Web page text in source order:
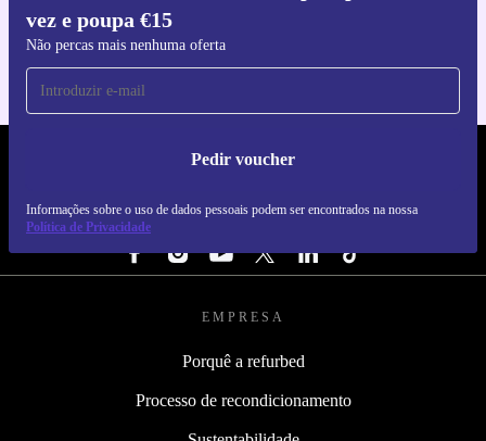
vez e poupa €15
Não percas mais nenhuma oferta
Pedir voucher
Informações sobre o uso de dados pessoais podem ser encontrados na nossa
Política de Privacidade
Para iOS e Android
REFURBED PORTUGAL - RETHINK NEW.
SEGUE-NOS
EMPRESA
Porquê a refurbed
Processo de recondicionamento